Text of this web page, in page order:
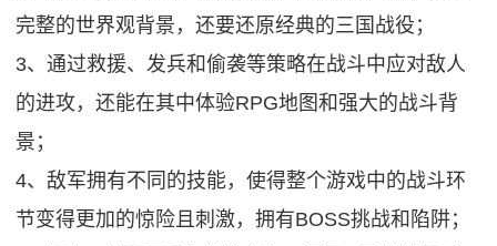
完整的世界观背景，还要还原经典的三国战役；
3、通过救援、发兵和偷袭等策略在战斗中应对敌人
的进攻，还能在其中体验RPG地图和强大的战斗背
景；
4、敌军拥有不同的技能，使得整个游戏中的战斗环
节变得更加的惊险且刺激，拥有BOSS挑战和陷阱；